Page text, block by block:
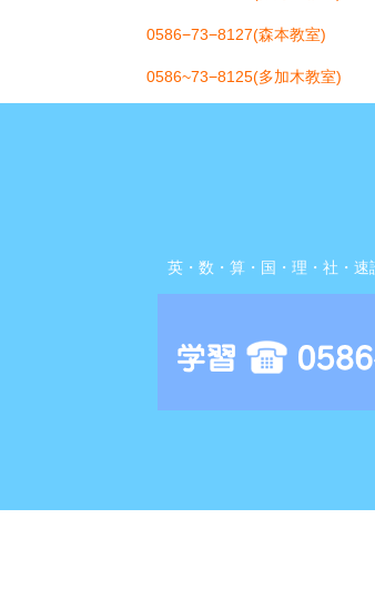
0586−73−8127(森本教室)
0586~73−8125(多加木教室)
英・数・算・国・理・社・